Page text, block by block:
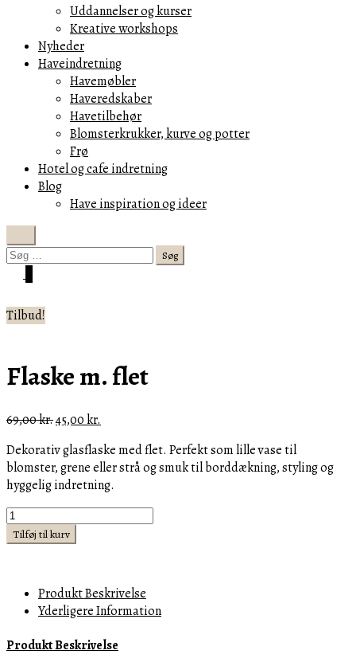
Uddannelser og kurser
Kreative workshops
Nyheder
Haveindretning
Havemøbler
Haveredskaber
Havetilbehør
Blomsterkrukker, kurve og potter
Frø
Hotel og cafe indretning
Blog
Have inspiration og ideer
Søg
efter:
Tilbud!
Flaske m. flet
69,00kr.Den
pris
var:
69,00 kr..
45,00kr.
pris
er:
45,00 kr..
Dekorativ glasflaske med flet. Perfekt som lille vase til
blomster, grene eller strå og smuk til borddækning, styling og
hyggelig indretning.
Flaske
m.
flet
Tilføj til kurv
Produkt Beskrivelse
Yderligere Information
Produkt Beskrivelse